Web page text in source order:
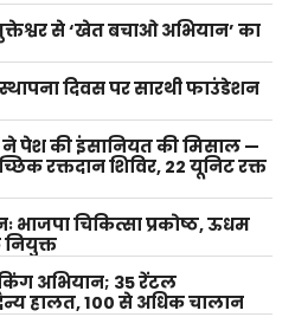
से ‘खेत बचाओ अभियान’ का
दिवस पर सारथी फाउंडेशन
पेश की इंसानियत की मिसाल —
रक्तदान शिविर, 22 यूनिट रक्त
भाजपा चिकित्सा प्रकोष्ठ, ऊधम
अभियान; 35 रेंटल
हालत, 100 से अधिक चालान